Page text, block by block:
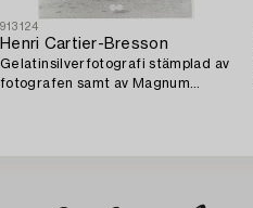
913124
Henri Cartier-Bresson
Gelatinsilverfotografi stämplad av
fotografen samt av Magnum